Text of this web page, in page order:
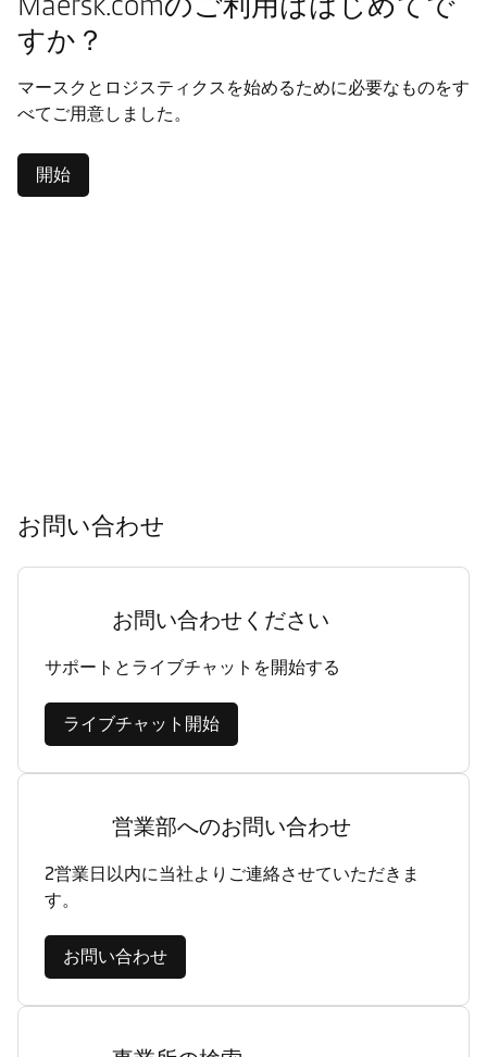
すか？
マースクとロジスティクスを始めるために必要なものをす
べてご用意しました。
開始
お問い合わせ
お問い合わせください
サポートとライブチャットを開始する
ライブチャット開始
営業部へのお問い合わせ
2営業日以内に当社よりご連絡させていただきま
す。
お問い合わせ